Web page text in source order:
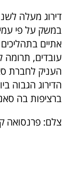
במשק על פי
אתיים
עובדים, תרומה
העניק לחברת
הדירוג הגבוה
ברציפות בה
צלם: פרנסואה